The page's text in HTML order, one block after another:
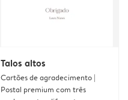
Talos altos
Cartões de agradecimento |
Postal premium com três